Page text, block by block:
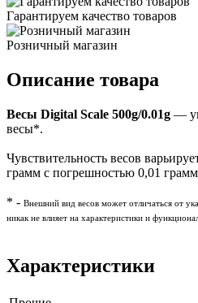
Гарантируем качество товаров
Розничный магазин
Описание товара
Весы Digital Scale 500g/0.01g —
весы*.
Чувствительность весов
грамм с погрешностью 0,01
* - Внешний вид весов может отличаться от
никак не влияет на характеристики и
Характеристики